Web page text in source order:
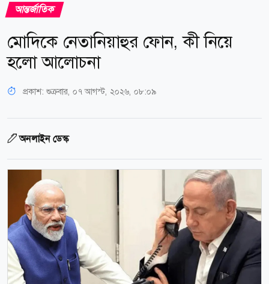
আন্তর্জাতিক
মোদিকে নেতানিয়াহুর ফোন, কী নিয়ে
হলো আলোচনা
প্রকাশ: শুক্রবার, ০৭ আগস্ট, ২০২৬, ০৮:০৯
অনলাইন ডেস্ক